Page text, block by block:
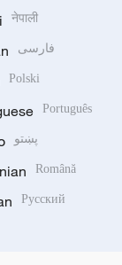
नेपाली
فارسی
Polski
Português
پښتو
Română
Русский